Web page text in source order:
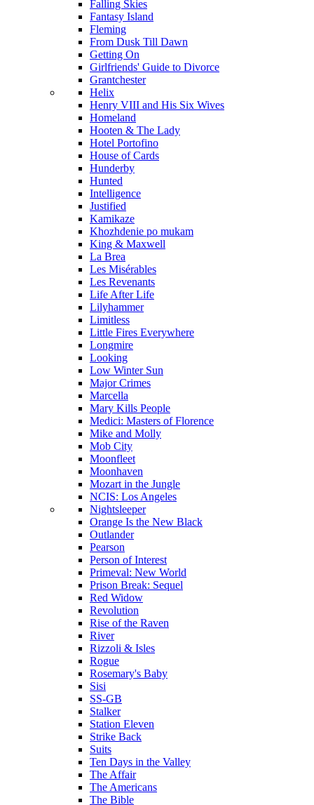
Falling Skies
Fantasy Island
Fleming
From Dusk Till Dawn
Getting On
Girlfriends' Guide to Divorce
Grantchester
Helix
Henry VIII and His Six Wives
Homeland
Hooten & The Lady
Hotel Portofino
House of Cards
Hunderby
Hunted
Intelligence
Justified
Kamikaze
Khozhdenie po mukam
King & Maxwell
La Brea
Les Misérables
Les Revenants
Life After Life
Lilyhammer
Limitless
Little Fires Everywhere
Longmire
Looking
Low Winter Sun
Major Crimes
Marcella
Mary Kills People
Medici: Masters of Florence
Mike and Molly
Mob City
Moonfleet
Moonhaven
Mozart in the Jungle
NCIS: Los Angeles
Nightsleeper
Orange Is the New Black
Outlander
Pearson
Person of Interest
Primeval: New World
Prison Break: Sequel
Red Widow
Revolution
Rise of the Raven
River
Rizzoli & Isles
Rogue
Rosemary's Baby
Sisi
SS-GB
Stalker
Station Eleven
Strike Back
Suits
Ten Days in the Valley
The Affair
The Americans
The Bible